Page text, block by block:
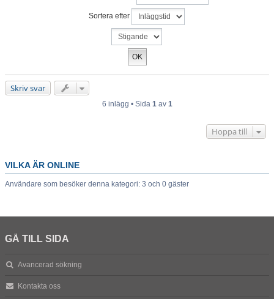
Sortera efter
Skriv svar
6 inlägg • Sida 1av 1
Hoppa till
VILKA ÄR ONLINE
Användare som besöker denna kategori: 3 och 0 gäster
GÅ TILL SIDA
Avancerad sökning
Kontakta oss